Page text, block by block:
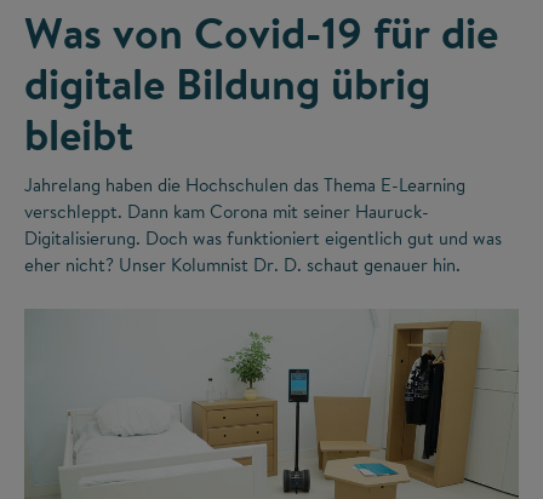
Was von Covid-19 für die
digitale Bildung übrig
bleibt
Jahrelang haben die Hochschulen das Thema E-Learning
verschleppt. Dann kam Corona mit seiner Hauruck-
Digitalisierung. Doch was funktioniert eigentlich gut und was
eher nicht? Unser Kolumnist Dr. D. schaut genauer hin.